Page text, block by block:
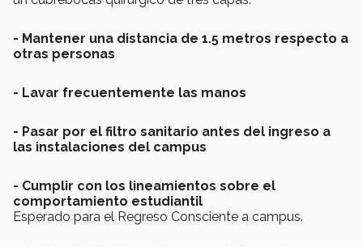
- Mantener una distancia de 1.5 metros respecto a
otras personas
- Lavar frecuentemente las manos
- Pasar por el filtro sanitario antes del ingreso a
las instalaciones del campus
- Cumplir con los lineamientos sobre el
comportamiento estudiantil
Esperado para el Regreso Consciente a campus.